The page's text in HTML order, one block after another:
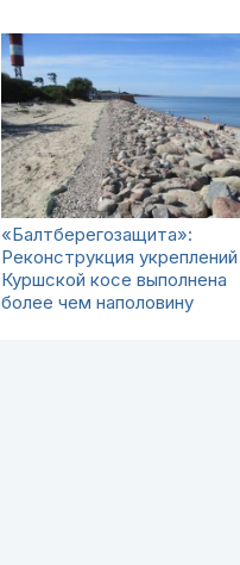
«Балтберегозащита»:
Реконструкция
Куршской косе выполнена
более чем наполовину